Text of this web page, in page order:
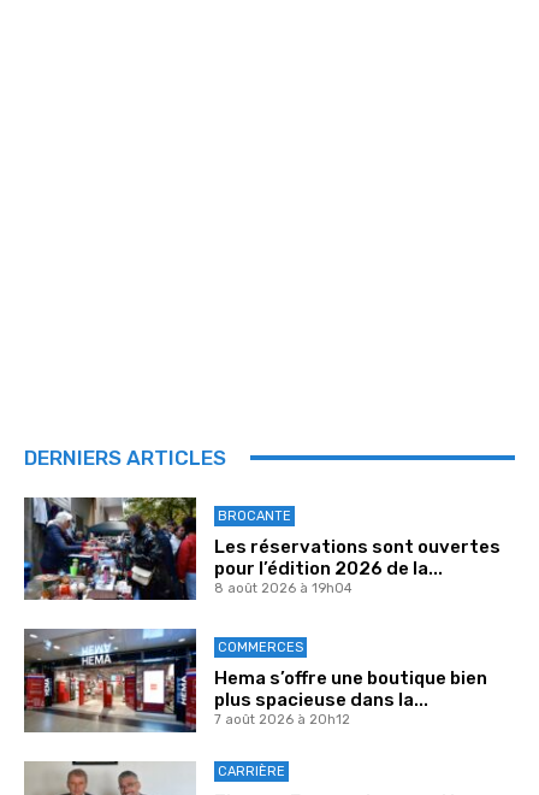
DERNIERS ARTICLES
BROCANTE
Les réservations sont ouvertes
pour l’édition 2026 de la...
8 août 2026 à 19h04
COMMERCES
Hema s’offre une boutique bien
plus spacieuse dans la...
7 août 2026 à 20h12
CARRIÈRE